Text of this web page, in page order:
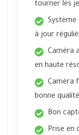
tourner les
Système
à jour
Caméra
en haute
Caméra
bonne
Bon
Prise en